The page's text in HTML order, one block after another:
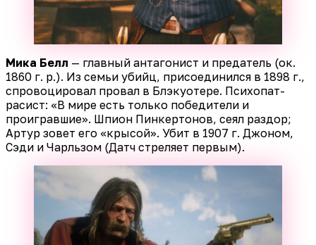
Мика Белл — главный антагонист и предатель (ок.
1860 г. р.). Из семьи убийц, присоединился в 1898 г.,
спровоцировал провал в Блэкуотере. Психопат-
расист: «В мире есть только победители и
проигравшие». Шпион Пинкертонов, сеял раздор;
Артур зовет его «крысой». Убит в 1907 г. Джоном,
Сэди и Чарльзом (Датч стреляет первым).